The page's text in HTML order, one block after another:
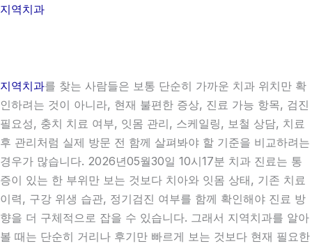
지역치과
지역치과를 찾는 사람들은 보통 단순히 가까운 치과 위치만 확
인하려는 것이 아니라, 현재 불편한 증상, 진료 가능 항목, 검진
필요성, 충치 치료 여부, 잇몸 관리, 스케일링, 보철 상담, 치료
후 관리처럼 실제 방문 전 함께 살펴봐야 할 기준을 비교하려는
경우가 많습니다. 2026년05월30일 10시17분 치과 진료는 통
증이 있는 한 부위만 보는 것보다 치아와 잇몸 상태, 기존 치료
이력, 구강 위생 습관, 정기검진 여부를 함께 확인해야 진료 방
향을 더 구체적으로 잡을 수 있습니다. 그래서 지역치과를 알아
볼 때는 단순히 거리나 후기만 빠르게 보는 것보다 현재 필요한